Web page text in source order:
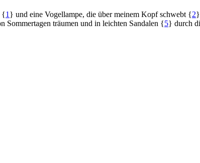
{1 } und eine Vogellampe, die über meinem Kopf schwebt {2
Sommertagen träumen und in leichten Sandalen {5} durch